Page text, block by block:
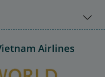
Airlines